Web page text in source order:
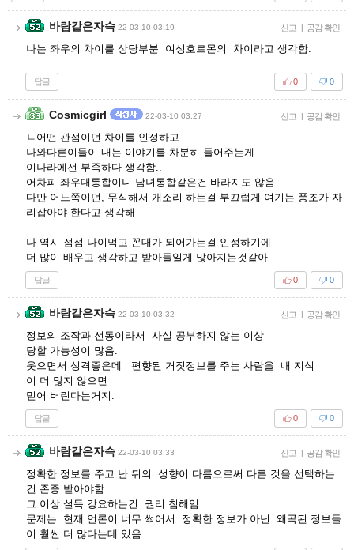
바람같은자슥 22-03-10 03:19 신고 | 공감 확인
나는 좌우의 차이를 상당부분 여성호르몬의 차이라고 생각함.
답글 0
0
Cosmicgirl 22-03-10 03:27 신고 | 공감 확인
ㄴ어떤 관점이던 차이를 인정하고
나와다른이들이 내는 이야기를 차분히 들어주는게
이나라에선 부족하다 생각함..
어차피 좌우대통합이니 남녀통합같은건 바라지도 않음
다만 어느쪽이던, 무식해서 개소리 하는걸 부끄럽게 여기는 풍조가 자
리잡아야 한다고 생각해
나 역시 점점 나이먹고 꼰대가 되어가는걸 인정하기에
더 많이 배우고 생각하고 받아들일게 많아지는것같아
답글 0
0
바람같은자슥 22-03-10 03:32 신고 | 공감 확인
정보의 조작과 선동이라서 사실 공부하지 않는 이상
당할 가능성이 많음.
웃으면서 성격좋은데 편향된 거짓정보를 주는 사람을 내 지식
이 더 많지 않으면
믿어 버린다는거지.
답글 0
0
바람같은자슥 22-03-10 03:33 신고 | 공감 확인
정확한 정보를 주고 난 뒤의 성향이 다름으로써 다른 것을 선택하는
건 존중 받아야함.
그 이상 설득 강요하는건 권리 침해임.
문제는 현재 언론이 너무 썪어서 정확한 정보가 아닌 왜곡된 정보들
이 훨씬 더 많다는데 있음